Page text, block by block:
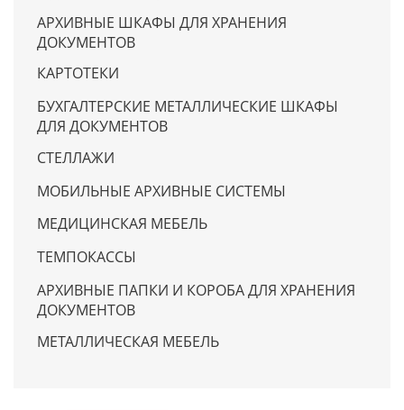
АРХИВНЫЕ ШКАФЫ ДЛЯ ХРАНЕНИЯ
ДОКУМЕНТОВ
КАРТОТЕКИ
БУХГАЛТЕРСКИЕ МЕТАЛЛИЧЕСКИЕ ШКАФЫ
ДЛЯ ДОКУМЕНТОВ
СТЕЛЛАЖИ
МОБИЛЬНЫЕ АРХИВНЫЕ СИСТЕМЫ
МЕДИЦИНСКАЯ МЕБЕЛЬ
ТЕМПОКАССЫ
АРХИВНЫЕ ПАПКИ И КОРОБА ДЛЯ ХРАНЕНИЯ
ДОКУМЕНТОВ
МЕТАЛЛИЧЕСКАЯ МЕБЕЛЬ